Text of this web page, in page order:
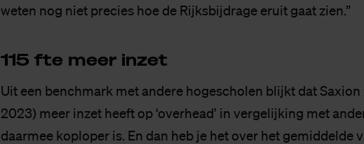
weten nog niet precies hoe de Rijksbijdrage eruit gaat zien.”
115 fte meer in­zet
Uit een benchmark met andere hogescholen blijkt dat Saxion
2023) meer inzet heeft op ‘overhead’ in vergelijking met
daarmee koploper is. En dan heb je het over het gemiddelde